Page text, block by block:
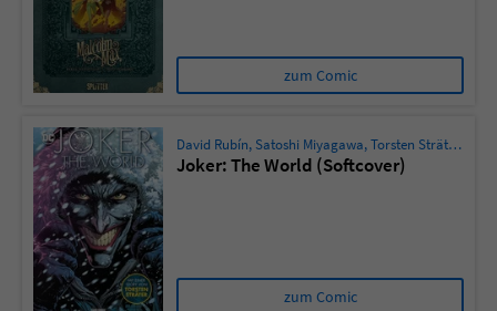
zum Comic
David Rubín, Satoshi Miyagawa,Torsten Sträter ,
Joker: The World (Softcover)
zum Comic